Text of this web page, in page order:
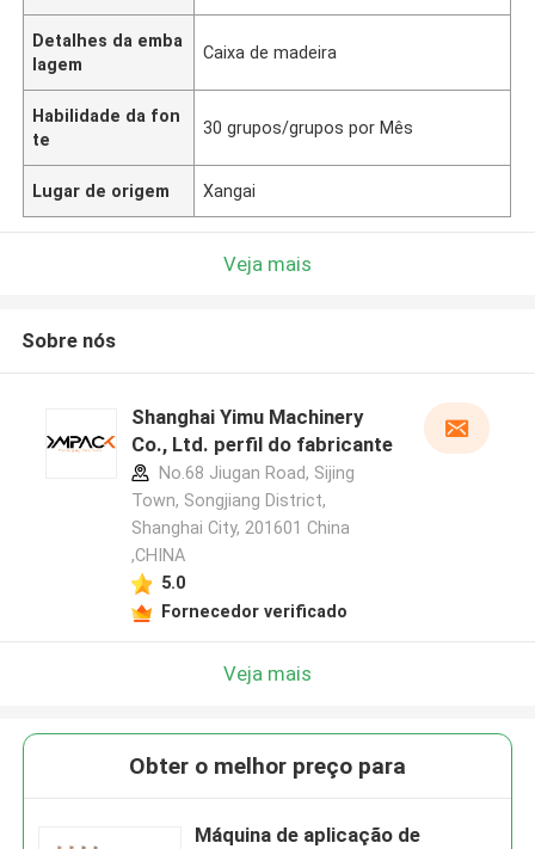
Detalhes da emba
lagem
Caixa de madeira
Habilidade da fon
te
30 grupos/grupos por Mês
Lugar de origem Xangai
Veja mais
Sobre nós
Shanghai Yimu Machinery
Co., Ltd. perfil do fabricante
No.68 Jiugan Road, Sijing
Town, Songjiang District,
Shanghai City, 201601 China
,CHINA
5.0
Fornecedor verificado
Veja mais
Obter o melhor preço para
Máquina de aplicação de